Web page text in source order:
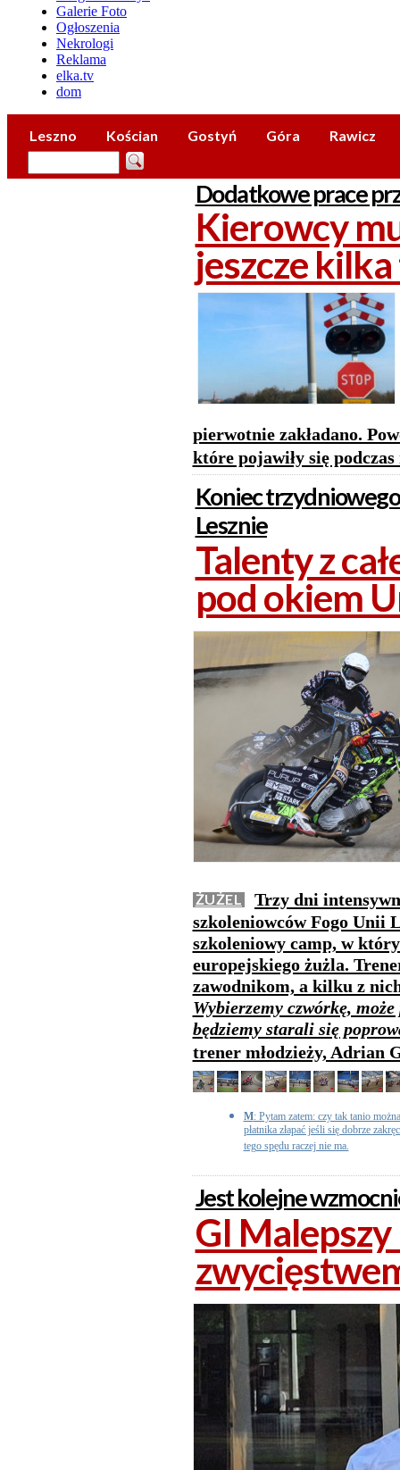
Galerie Foto
Ogłoszenia
Nekrologi
Reklama
elka.tv
dom
Leszno Kościan Gostyń Góra Rawicz
Dodatkowe prace
Kierowcy
jeszcze
pierwotnie zakładano.
które pojawiły się
Koniec
Lesznie
Talenty z
pod okiem
ŻUŻEL
Trzy dni
szkoleniowców Fogo Unii
szkoleniowy camp, w
europejskiego żużla.
zawodnikom, a kilku z
Wybierzemy czwórkę,
będziemy starali się
trener młodzieży, Adrian
M: Pytam zatem: czy tak tanio
płatnika złapać jeśli się dobrze
tego spędu raczej nie ma.
Jest kolejne
GI